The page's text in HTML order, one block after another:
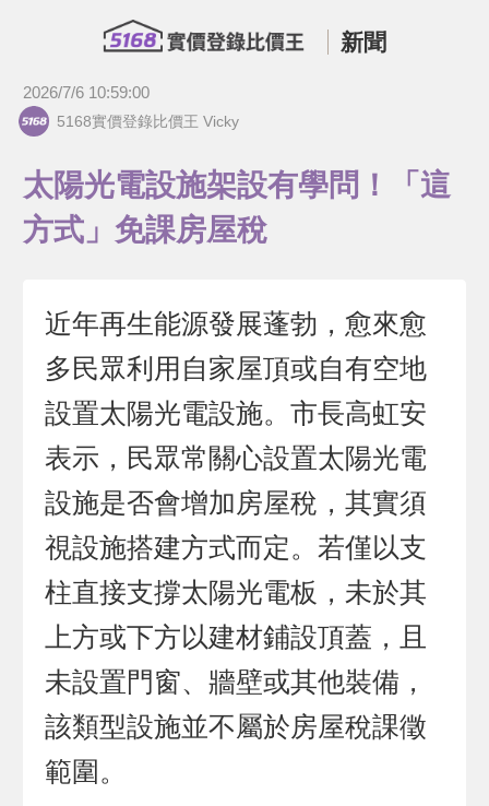
新聞
2026/7/6 10:59:00
5168實價登錄比價王 Vicky
太陽光電設施架設有學問！「這
方式」免課房屋稅
近年再生能源發展蓬勃，愈來愈
多民眾利用自家屋頂或自有空地
設置太陽光電設施。市長高虹安
表示，民眾常關心設置太陽光電
設施是否會增加房屋稅，其實須
視設施搭建方式而定。若僅以支
柱直接支撐太陽光電板，未於其
上方或下方以建材鋪設頂蓋，且
未設置門窗、牆壁或其他裝備，
該類型設施並不屬於房屋稅課徵
範圍。